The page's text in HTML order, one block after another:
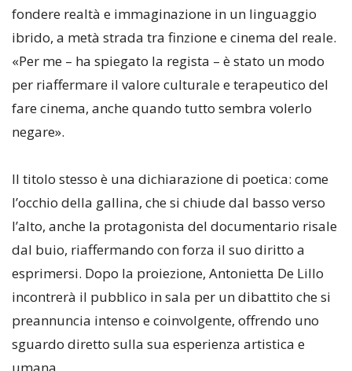
fondere realtà e immaginazione in un linguaggio
ibrido, a metà strada tra finzione e cinema del reale.
«Per me – ha spiegato la regista – è stato un modo
per riaffermare il valore culturale e terapeutico del
fare cinema, anche quando tutto sembra volerlo
negare».
Il titolo stesso è una dichiarazione di poetica: come
l’occhio della gallina, che si chiude dal basso verso
l’alto, anche la protagonista del documentario risale
dal buio, riaffermando con forza il suo diritto a
esprimersi. Dopo la proiezione, Antonietta De Lillo
incontrerà il pubblico in sala per un dibattito che si
preannuncia intenso e coinvolgente, offrendo uno
sguardo diretto sulla sua esperienza artistica e
umana.